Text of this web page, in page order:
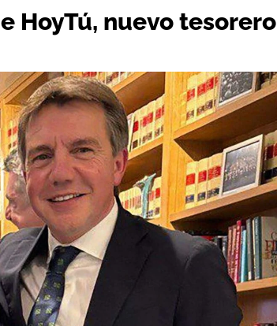
HoyTú, nuevo tesorero